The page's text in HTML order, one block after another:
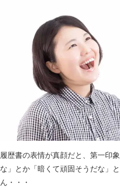
履歴書の表情が真顔だと、第一印
な」とか「暗くて頑固そうだな」
ん・・・